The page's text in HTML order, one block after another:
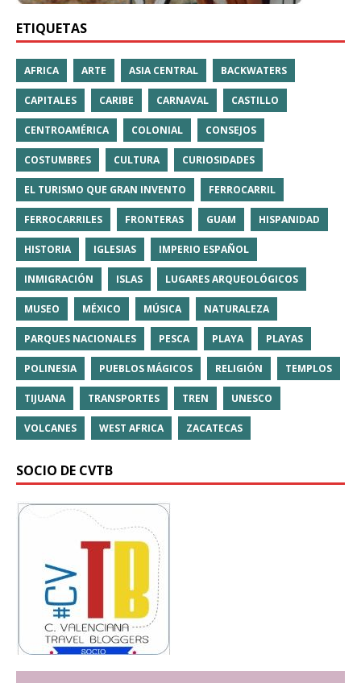
ETIQUETAS
AFRICA ARTE ASIA CENTRAL BACKWATERS
CAPITALES CARIBE CARNAVAL CASTILLO
CENTROAMÉRICA COLONIAL CONSEJOS
COSTUMBRES CULTURA CURIOSIDADES
EL TURISMO QUE GRAN INVENTO FERROCARRIL
FERROCARRILES FRONTERAS GUAM HISPANIDAD
HISTORIA IGLESIAS IMPERIO ESPAÑOL
INMIGRACIÓN ISLAS LUGARES ARQUEOLÓGICOS
MUSEO MÉXICO MÚSICA NATURALEZA
PARQUES NACIONALES PESCA PLAYA PLAYAS
POLINESIA PUEBLOS MÁGICOS RELIGIÓN TEMPLOS
TIJUANA TRANSPORTES TREN UNESCO
VOLCANES WEST AFRICA ZACATECAS
SOCIO DE CVTB